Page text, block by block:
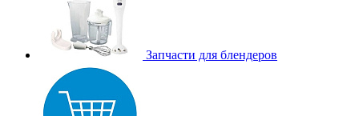
Запчасти для блендеров